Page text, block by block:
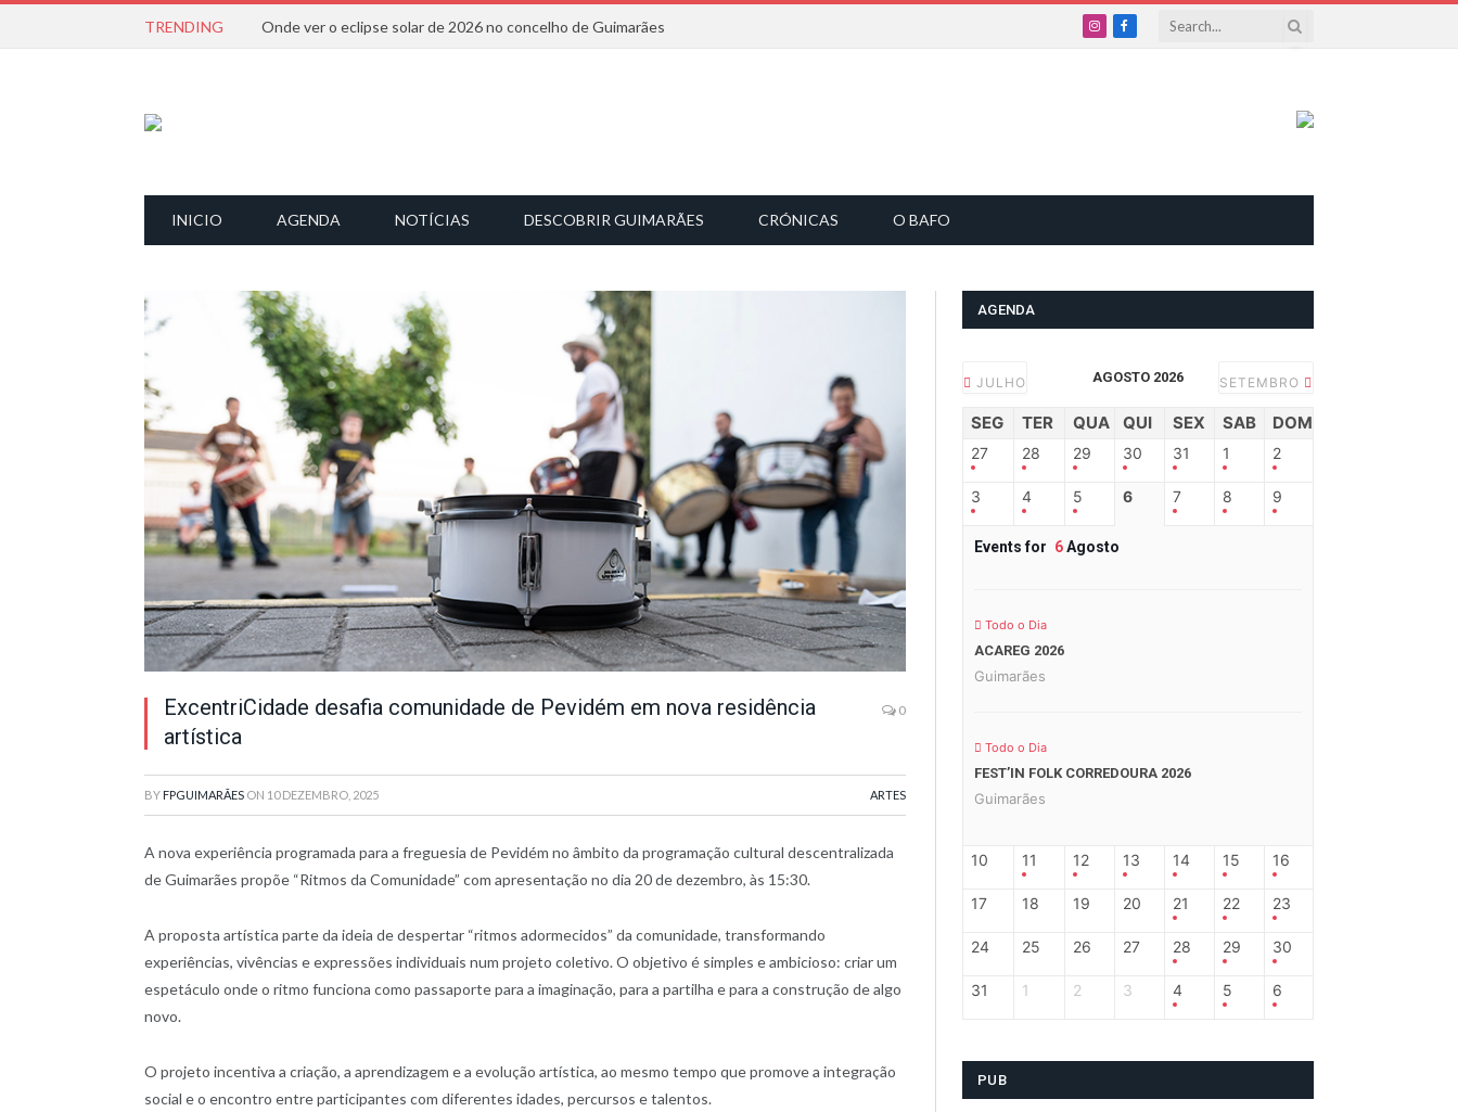
TRENDING Onde ver o eclipse solar de 2026 no concelho de Guimarães
InstagramFacebook
INICIO AGENDA NOTÍCIAS DESCOBRIR GUIMARÃES CRÓNICAS O BAFO
ExcentriCidade desafia comunidade de Pevidém em nova residência
artística
0
BY FPGUIMARÃES ON 10 DEZEMBRO, 2025 ARTES
A nova experiência programada para a freguesia de Pevidém no âmbito da programação cultural descentralizada
de Guimarães propõe “Ritmos da Comunidade” com apresentação no dia 20 de dezembro, às 15:30.
A proposta artística parte da ideia de despertar “ritmos adormecidos” da comunidade, transformando
experiências, vivências e expressões individuais num projeto coletivo. O objetivo é simples e ambicioso: criar um
espetáculo onde o ritmo funciona como passaporte para a imaginação, para a partilha e para a construção de algo
novo.
O projeto incentiva a criação, a aprendizagem e a evolução artística, ao mesmo tempo que promove a integração
social e o encontro entre participantes com diferentes idades, percursos e talentos.
AGENDA
JULHO AGOSTO 2026 SETEMBRO
SEG TER QUA QUI SEX SAB DOM
27 28 29 30 31 1 2
3 4 5 6 7 8 9
Events for 6Agosto
Todo o Dia
ACAREG 2026
Guimarães
Todo o Dia
FEST’IN FOLK CORREDOURA 2026
Guimarães
10 11 12 13 14 15 16
17 18 19 20 21 22 23
24 25 26 27 28 29 30
31 1 2 3 4 5 6
PUB